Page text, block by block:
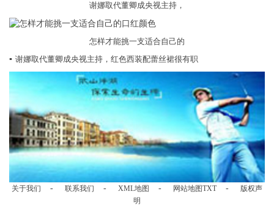
谢娜取代董卿成央视主持，
怎样才能挑一支适合自己的
▪ 谢娜取代董卿成央视主持，红色西装配蕾丝裙很有职
关于我们 - 联系我们 - XML地图 - 网站地图TXT -
版权声
明